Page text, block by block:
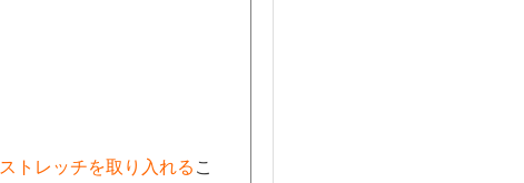
ストレッチを取り入れる こ